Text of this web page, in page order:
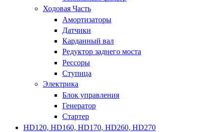
Ходовая Часть
Амортизаторы
Датчики
Карданный вал
Редуктор заднего моста
Рессоры
Ступица
Электрика
Блок управления
Генератор
Стартер
HD120, HD160, HD170, HD260, HD270